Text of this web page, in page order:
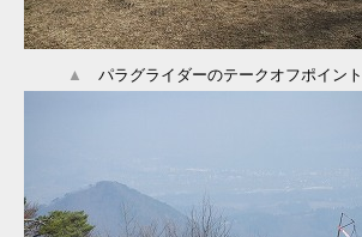
▲ パラグライダーのテークオフポイント